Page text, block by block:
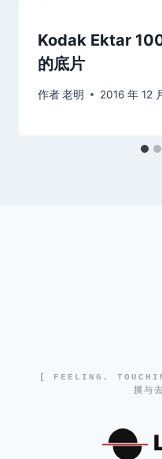
Kodak Ektar
的底片
作者老明 2016 年 12
[ FEELING,
摸与